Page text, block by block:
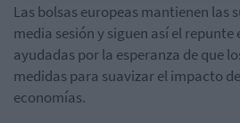
Las bolsas europeas mantienen las
media sesión y siguen así el repunte
ayudadas por la esperanza de que
medidas para suavizar el impacto
economías.